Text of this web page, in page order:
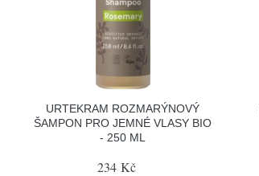
URTEKRAM ROZMARÝNOVÝ
ŠAMPON PRO JEMNÉ VLASY BIO
- 250 ML
234 Kč